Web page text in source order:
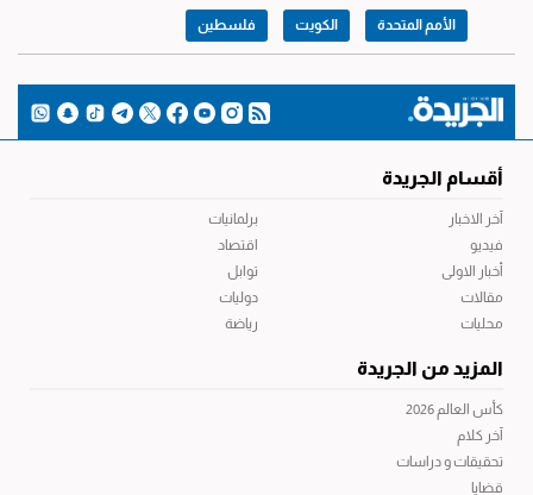
الأمم المتحدة الكويت فلسطين
أقسام الجريدة
آخر الاخبار
فيديو
أخبار الاولى
مقالات
محليات
برلمانيات
اقتصاد
توابل
دوليات
رياضة
المزيد من الجريدة
كأس العالم 2026
آخر كلام
تحقيقات و دراسات
قضايا